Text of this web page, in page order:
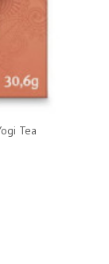
Tea